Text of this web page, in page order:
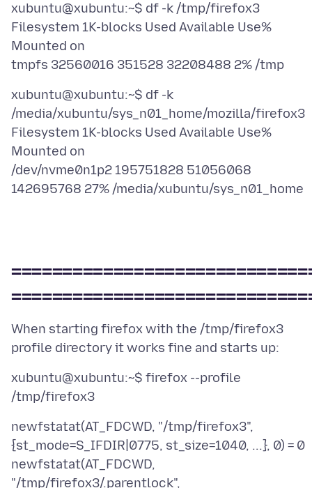
xubuntu@xubuntu:~$ df -k /tmp/firefox3
Filesystem 1K-blocks Used Available Use%
Mounted on
xubuntu@xubuntu:~$ df -k
/media/xubuntu/sys_n01_home/mozilla/firefox3
Filesystem 1K-blocks Used Available Use%
Mounted on
/dev/nvme0n1p2 195751828 51056068
When starting firefox with the /tmp/firefox3
xubuntu@xubuntu:~$ firefox --profile
newfstatat(AT_FDCWD, "/tmp/firefox3",
{st_mode=S_IFDIR|0775, st_size=1040, ...}, 0) = 0
newfstatat(AT_FDCWD,
"/tmp/firefox3/.parentlock",